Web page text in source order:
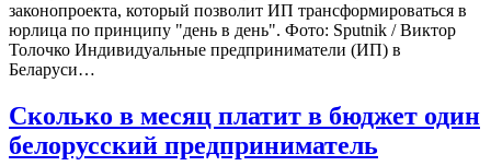
законопроекта, который позволит ИП трансформироваться в
юрлица по принципу "день в день". Фото: Sputnik / Виктор
Толочко Индивидуальные предприниматели (ИП) в
Беларуси…
Сколько в месяц платит в бюджет один
белорусский предприниматель